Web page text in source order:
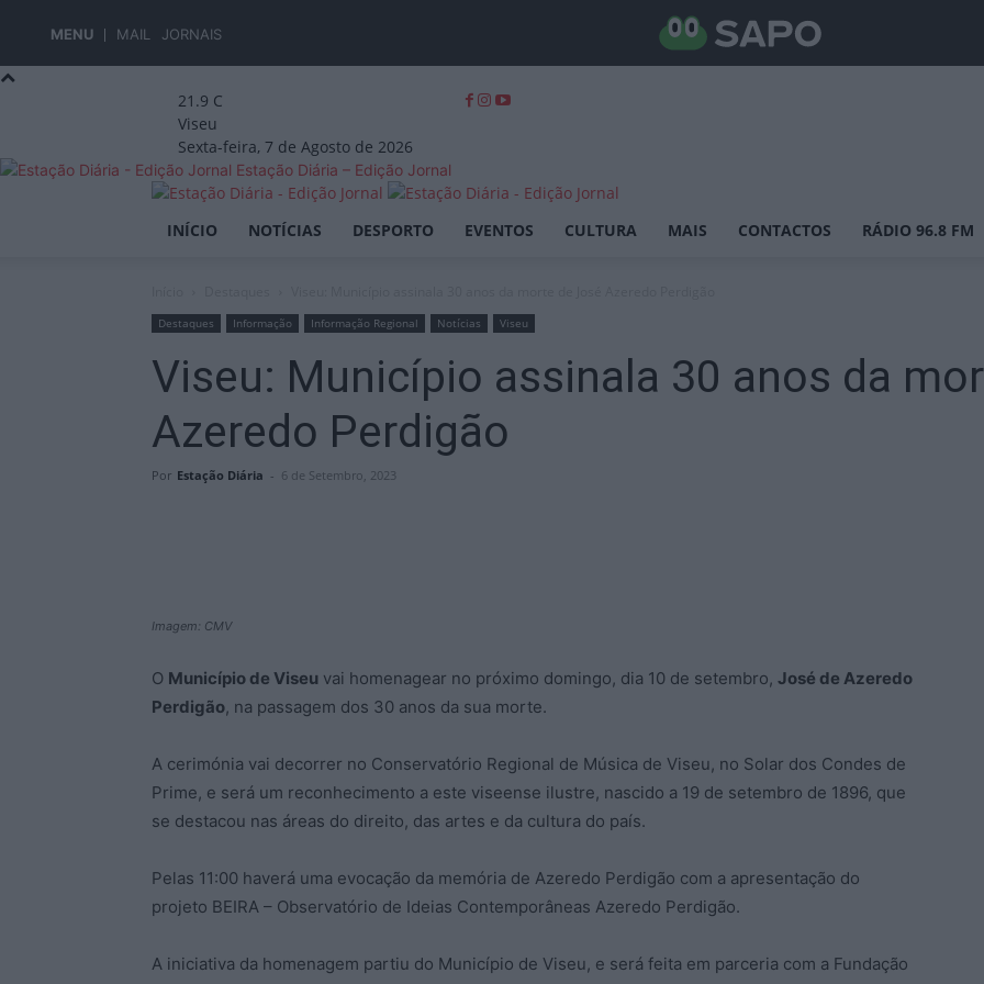
MENU MAIL JORNAIS
21.9 C
Viseu
Sexta-feira, 7 de Agosto de 2026
Estação Diária – Edição Jornal
INÍCIO NOTÍCIAS DESPORTO EVENTOS CULTURA MAIS CONTACTOS RÁDIO 96.8 FM
Destaques Informação Informação Regional Notícias Viseu
Viseu: Município assinala 30 anos da
Azeredo Perdigão
Por Estação Diária - 6 de Setembro, 2023
Imagem: CMV
O Município de Viseu vai homenagear no próximo domingo, dia 10 de setembro, José de Azeredo
Perdigão, na passagem dos 30 anos da sua morte.
A cerimónia vai decorrer no Conservatório Regional de Música de Viseu, no Solar dos Condes de
Prime, e será um reconhecimento a este viseense ilustre, nascido a 19 de setembro de 1896, que
se destacou nas áreas do direito, das artes e da cultura do país.
Pelas 11:00 haverá uma evocação da memória de Azeredo Perdigão com a apresentação do
projeto BEIRA – Observatório de Ideias Contemporâneas Azeredo Perdigão.
A iniciativa da homenagem partiu do Município de Viseu, e será feita em parceria com a Fundação